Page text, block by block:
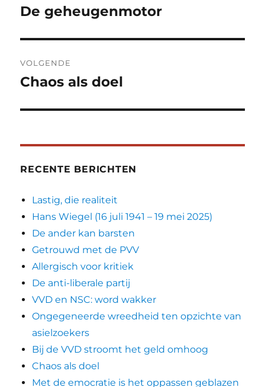
navigatie
Vorig
De geheugenmotor
VOLGENDE
Volgend
Chaos als doel
RECENTE BERICHTEN
Lastig, die realiteit
Hans Wiegel (16 juli 1941 – 19 mei 2025)
De ander kan barsten
Getrouwd met de PVV
Allergisch voor kritiek
De anti-liberale partij
VVD en NSC: word wakker
Ongegeneerde wreedheid ten opzichte van
asielzoekers
Bij de VVD stroomt het geld omhoog
Chaos als doel
Met de emocratie is het oppassen geblazen